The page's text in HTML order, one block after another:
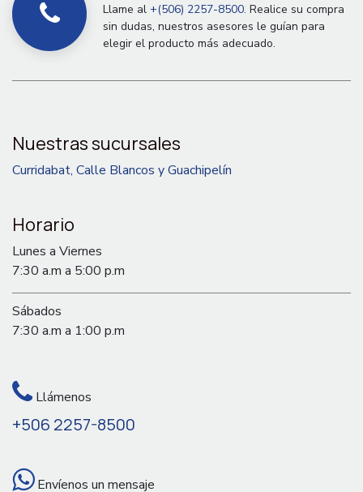
Llame al +(506) 2257-8500. Realice su compra
sin dudas, nuestros asesores le guían para
elegir el producto más adecuado.
Nuestras sucursales
Curridabat, Calle Blancos y Guachipelín
Horario
Lunes a Viernes
7:30 a.m a 5:00 p.m
Sábados
7:30 a.m a 1:00 p.m
Llámenos
+506 2257-8500
Envíenos un mensaje